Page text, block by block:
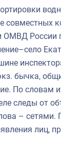
совместных
ОМВД
бычка,
По словам
следы от
– сетями.
лиц,